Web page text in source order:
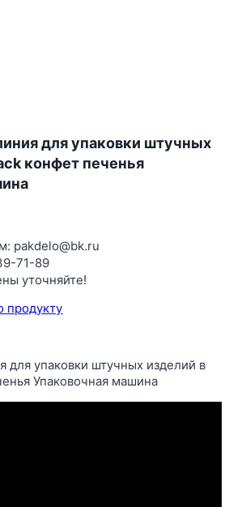
для упаковки штучных
конфет печенья
pakdelo@bk.ru
71-89
уточняйте!
продукту
для упаковки штучных изделий в
Упаковочная машина